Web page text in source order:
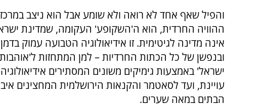
והפיל שאף אחד לא רואה ולא שומע אבל הוא ניצב במרכז
ההוויה החרדית, הוא ה'השקופע' העקומה, שמדינת
אינה מדינה לגיטימית. זו אידיאולוגיה הטבועה עמוק בדמן
ובנפשן של כל הכתות החרדיות – למן המתחזות ל'אוהבות
ישראל' באמצעות גימיקים משונים המסתירים אידיאולוגיה
עויינת, ועד לסאטמר והקנאות הירושלמית המחצינים
הבתים במאה שערים.